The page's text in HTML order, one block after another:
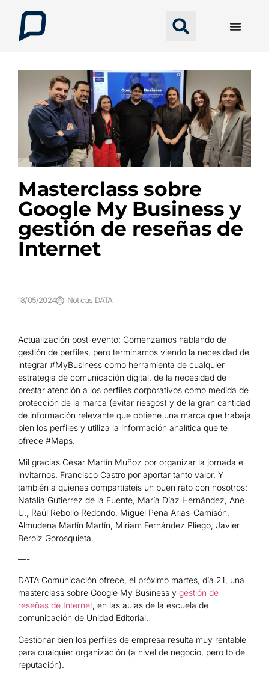
Masterclass sobre
Google My Business y
gestión de reseñas de
Internet
18/05/2024 Noticias DATA
Actualización post-evento: Comenzamos hablando de
gestión de perfiles, pero terminamos viendo la necesidad de
integrar #MyBusiness como herramienta de cualquier
estrategia de comunicación digital, de la necesidad de
prestar atención a los perfiles corporativos como medida de
protección de la marca (evitar riesgos) y de la gran cantidad
de información relevante que obtiene una marca que trabaja
bien los perfiles y utiliza la información analítica que te
ofrece #Maps.
Mil gracias César Martín Muñoz por organizar la jornada e
invitarnos. Francisco Castro por aportar tanto valor. Y
también a quienes compartísteis un buen rato con nosotros:
Natalia Gutiérrez de la Fuente, María Díaz Hernández, Ane
U., Raúl Rebollo Redondo, Miguel Pena Arias-Camisón,
Almudena Martín Martín, Miriam Fernández Pliego, Javier
Beroiz Gorosquieta.
—-
DATA Comunicación ofrece, el próximo martes, día 21, una
masterclass sobre Google My Business y gestión de
reseñas de Internet, en las aulas de la escuela de
comunicación de Unidad Editorial.
Gestionar bien los perfiles de empresa resulta muy rentable
para cualquier organización (a nivel de negocio, pero tb de
reputación).